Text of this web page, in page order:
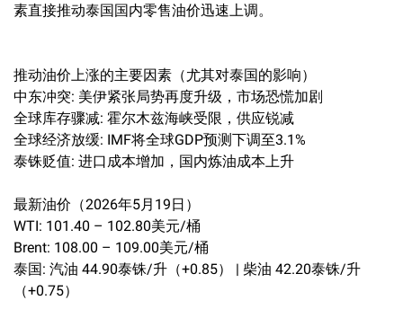
素直接推动泰国国内零售油价迅速上调。
推动油价上涨的主要因素（尤其对泰国的影响）
中东冲突: 美伊紧张局势再度升级，市场恐慌加剧
全球库存骤减: 霍尔木兹海峡受限，供应锐减
全球经济放缓: IMF将全球GDP预测下调至3.1%
泰铢贬值: 进口成本增加，国内炼油成本上升
最新油价（2026年5月19日）
WTI: 101.40 – 102.80美元/桶
Brent: 108.00 – 109.00美元/桶
泰国: 汽油 44.90泰铢/升（+0.85） | 柴油 42.20泰铢/升
（+0.75）